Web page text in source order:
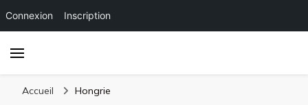
Connexion Inscription
Accueil Hongrie